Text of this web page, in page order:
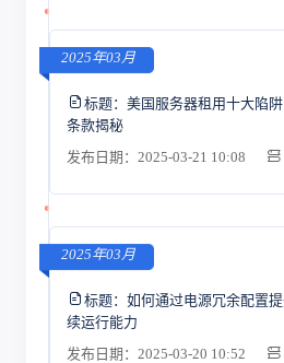
2025年03月
标题： 美国服务器租用十大陷
条款揭秘
发布日期：2025-03-21 10:08
2025年03月
标题： 如何通过电源冗余配置
续运行能力
发布日期：2025-03-20 10:52